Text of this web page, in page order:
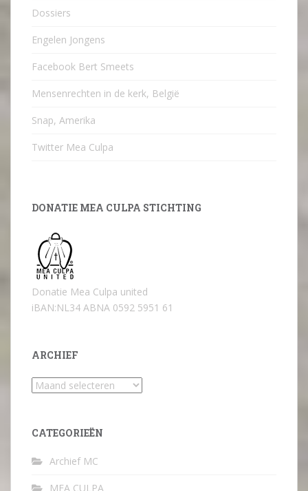
Dossiers
Engelen Jongens
Facebook Bert Smeets
Mensenrechten in de kerk, België
Snap, Amerika
Twitter Mea Culpa
DONATIE MEA CULPA STICHTING
Donatie Mea Culpa united
iBAN:NL34 ABNA 0592 5951 61
ARCHIEF
Archief
CATEGORIEËN
Archief MC
MEA CULPA